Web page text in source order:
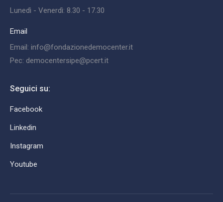
Lunedì - Venerdì: 8.30 - 17.30
Email
Email: info@fondazionedemocenter.it
Pec: democentersipe@pcert.it
Seguici su:
Facebook
Linkedin
Instagram
Youtube